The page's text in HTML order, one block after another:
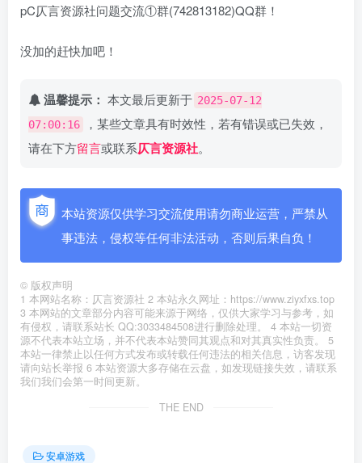
pC仄言资源社问题交流①群(742813182)QQ群！
没加的赶快加吧！
温馨提示： 本文最后更新于 2025-07-12
07:00:16
，某些文章具有时效性，若有错误或已失效，
请在下方留言或联系仄言资源社。
本站资源仅供学习交流使用请勿商业运营，严禁从
事违法，侵权等任何非法活动，否则后果自负！
© 版权声明
1 本网站名称：仄言资源社 2 本站永久网址：https://www.ziyxfxs.top
3 本网站的文章部分内容可能来源于网络，仅供大家学习与参考，如
有侵权，请联系站长 QQ:3033484508进行删除处理。 4 本站一切资
源不代表本站立场，并不代表本站赞同其观点和对其真实性负责。 5
本站一律禁止以任何方式发布或转载任何违法的相关信息，访客发现
请向站长举报 6 本站资源大多存储在云盘，如发现链接失效，请联系
我们我们会第一时间更新。
THE END
安卓游戏